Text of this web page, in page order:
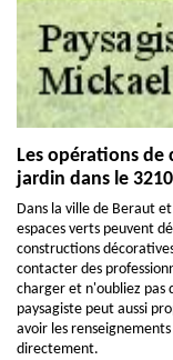
Les opérations
jardin dans le
Dans la ville de Beraut
espaces verts peuvent
constructions
contacter des
charger et n'oubliez pas
paysagiste peut aussi
avoir les
directement.